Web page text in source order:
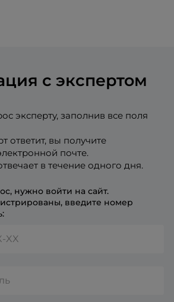
с экспертом
эксперту, заполнив все поля
ответит, вы получите
почте.
в течение одного дня.
нужно войти на сайт.
введите номер